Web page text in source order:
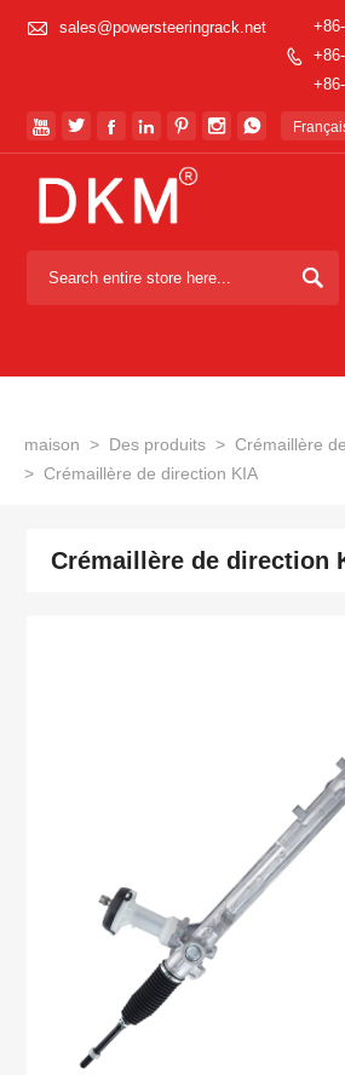
 sales@powersteeringrack.net

      

maison > Des produits > Crémaillère
> Crémaillère de direction KIA
Crémaillère de direction